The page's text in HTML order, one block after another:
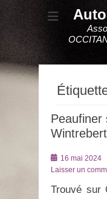
Peaufiner
Posté
le
16 mai 2024
Laisser un
Trouvé sur